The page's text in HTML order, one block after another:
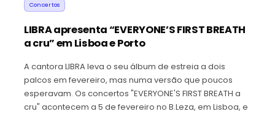
Concertos
LIBRA apresenta “EVERYONE’S FIRST BREATH
a cru” em Lisboa e Porto
A cantora LIBRA leva o seu álbum de estreia a dois
palcos em fevereiro, mas numa versão que poucos
esperavam. Os concertos "EVERYONE'S FIRST BREATH a
cru" acontecem a 5 de fevereiro no B.Leza, em Lisboa, e